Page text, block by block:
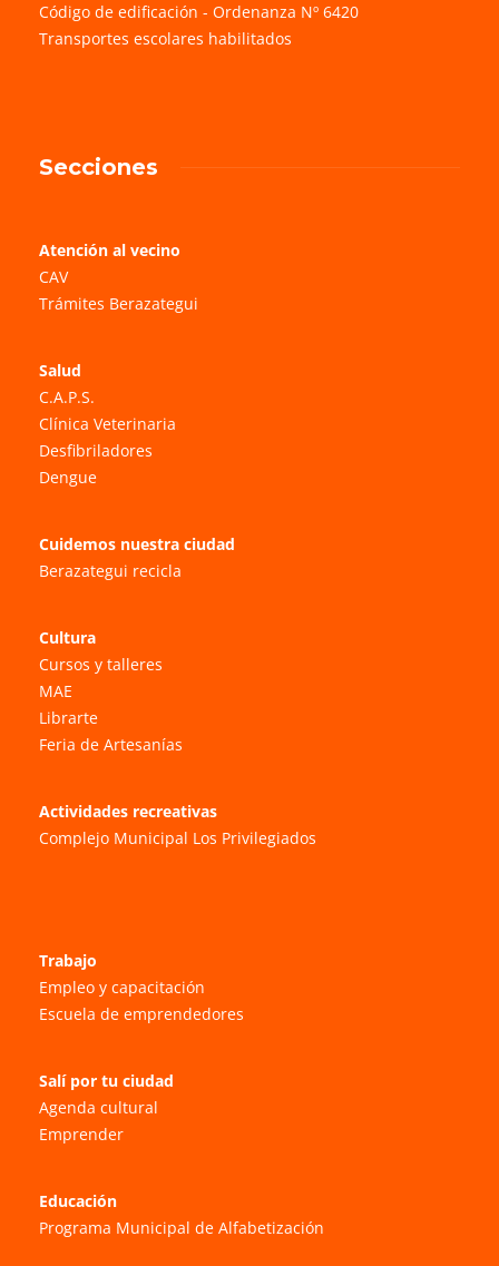
Código de edificación - Ordenanza Nº 6420
Transportes escolares habilitados
Secciones
Atención al vecino
CAV
Trámites Berazategui
Salud
C.A.P.S.
Clínica Veterinaria
Desfibriladores
Dengue
Cuidemos nuestra ciudad
Berazategui recicla
Cultura
Cursos y talleres
MAE
Librarte
Feria de Artesanías
Actividades recreativas
Complejo Municipal Los Privilegiados
Trabajo
Empleo y capacitación
Escuela de emprendedores
Salí por tu ciudad
Agenda cultural
Emprender
Educación
Programa Municipal de Alfabetización